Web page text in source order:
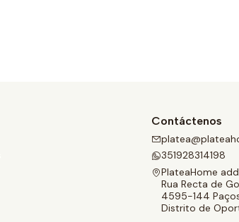
Contáctenos
351928314198
PlateaHome
Rua Recta de
4595-144
Distrito de